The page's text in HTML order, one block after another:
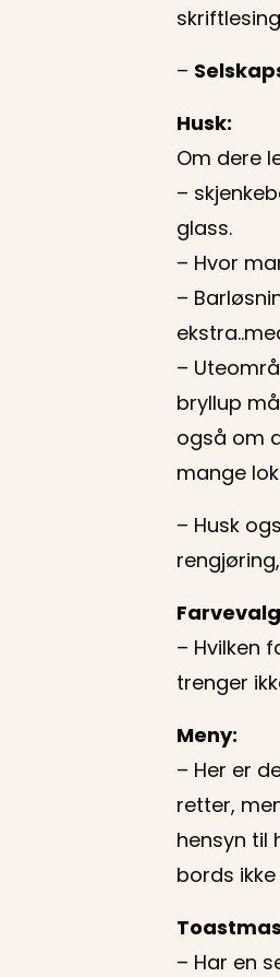
–
Husk:
Om dere
–
glass.
– Hvor
–
–
bryllup
også om
mange
– Husk
– Hvilken
trenger
Meny:
– Her er
retter,
hensyn til
bords
– Har en